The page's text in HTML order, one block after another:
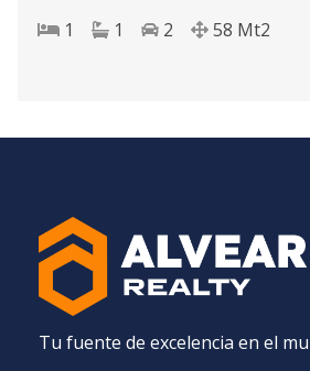
1 1 2 58 Mt2
Tu fuente de excelencia en el